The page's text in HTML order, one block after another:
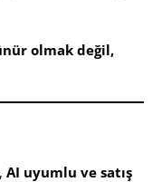
olmak değil,
AI uyumlu ve satış